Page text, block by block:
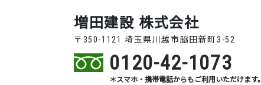
増田建設 株式会社
〒350-1121 埼玉県川越市脇田新町3-52
0120-42-1073
＊スマホ・携帯電話からもご利用いただけます。